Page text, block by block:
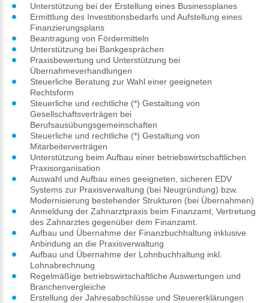
Unterstützung bei der Erstellung eines Businessplanes
Ermittlung des Investitionsbedarfs und Aufstellung eines
Finanzierungsplans
Beantragung von Fördermitteln
Unterstützung bei Bankgesprächen
Praxisbewertung und Unterstützung bei
Übernahmeverhandlungen
Steuerliche Beratung zur Wahl einer geeigneten
Rechtsform
Steuerliche und rechtliche (*) Gestaltung von
Gesellschaftsverträgen bei
Berufsausübungsgemeinschaften
Steuerliche und rechtliche (*) Gestaltung von
Mitarbeiterverträgen
Unterstützung beim Aufbau einer betriebswirtschaftlichen
Praxisorganisation
Auswahl und Aufbau eines geeigneten, sicheren EDV
Systems zur Praxisverwaltung (bei Neugründung) bzw.
Modernisierung bestehender Strukturen (bei Übernahmen)
Anmeldung der Zahnarztpraxis beim Finanzamt, Vertretung
des Zahnarztes gegenüber dem Finanzamt.
Aufbau und Übernahme der Finanzbuchhaltung inklusive
Anbindung an die Praxisverwaltung
Aufbau und Übernahme der Lohnbuchhaltung inkl.
Lohnabrechnung
Regelmäßige betriebswirtschaftliche Auswertungen und
Branchenvergleiche
Erstellung der Jahresabschlüsse und Steuererklärungen